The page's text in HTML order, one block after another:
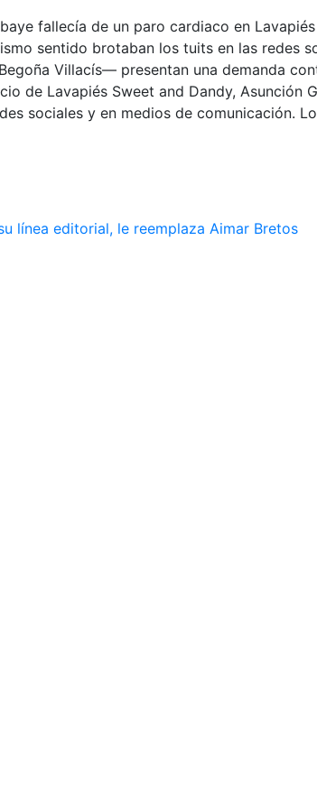
fallecía de un paro cardiaco en
sentido brotaban los tuits en las redes
Villacís— presentan una demanda
de Lavapiés Sweet and Dandy, Asunción
sociales y en medios de comunicación.
línea editorial, le reemplaza Aimar Bretos